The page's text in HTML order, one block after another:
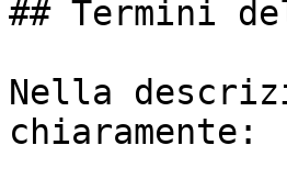
## Termini
Nella
chiaramente: